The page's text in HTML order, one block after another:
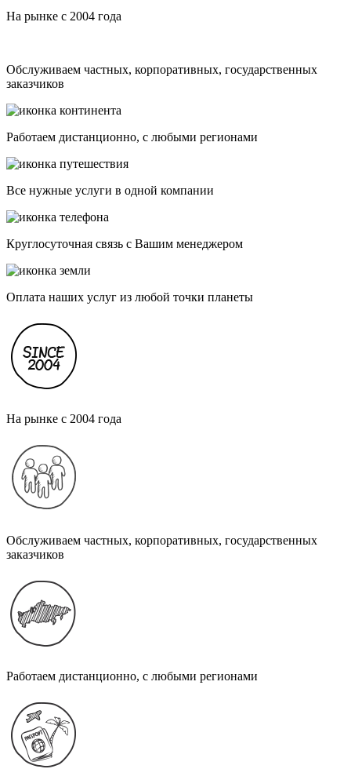
На рынке с 2004 года
Обслуживаем частных, корпоративных, государственных
заказчиков
Работаем дистанционно, с любыми регионами
Все нужные услуги в одной компании
Круглосуточная связь с Вашим менеджером
Оплата наших услуг из любой точки планеты
На рынке с 2004 года
Обслуживаем частных, корпоративных, государственных
заказчиков
Работаем дистанционно, с любыми регионами